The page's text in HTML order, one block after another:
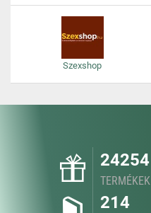
Szexshop
24254
TERMÉKEK
214